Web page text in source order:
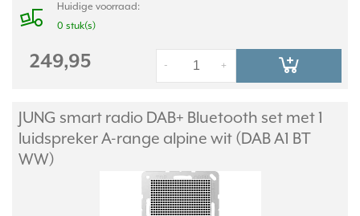
Huidige voorraad:
0 stuk(s)
249,95 +
-
JUNG smart radio DAB+ Bluetooth set met 1
luidspreker A-range alpine wit (DAB A1 BT
WW)